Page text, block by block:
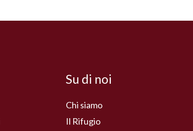
Su di noi
Chi siamo
Il Rifugio